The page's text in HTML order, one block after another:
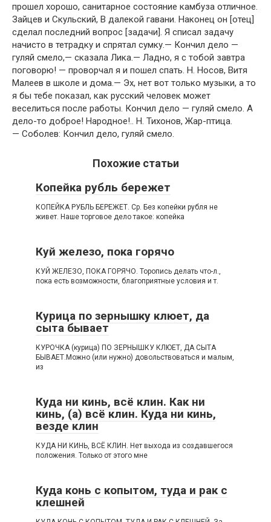
прошел хорошо, санитарное состояние камбуза отличное.
Зайцев и Скульский, В далекой гавани. Наконец он [отец]
сделал последний вопрос [задачи]. Я списал задачу
начисто в тетрадку и спрятал сумку.— Кончил дело —
гуляй смело,— сказала Лика.— Ладно, я с тобой завтра
поговорю! — проворчал я и пошел спать. Н. Носов, Витя
Малеев в школе и дома.— Эх, нет вот только музыки, а то
я бы тебе показал, как русский человек может
веселиться после работы. Кончил дело — гуляй смело. А
дело-то доброе! Народное!.. Н. Тихонов, Жар-птица.
— Соболев: Кончил дело, гуляй смело.
Похожие статьи
Копейка рубль бережет
КОПЕЙКА РУБЛЬ БЕРЕЖЕТ. Ср. Без копейки рубля не
живет. Наше торговое дело такое: копейка
Куй железо, пока горячо
КУЙ ЖЕЛЕЗО, ПОКА ГОРЯЧО. Торопись делать что-л.,
пока есть возможности, благоприятные условия и т.
Курица по зернышку клюет, да
сыта бывает
КУРОЧКА (курица) ПО ЗЕРНЫШКУ КЛЮЕТ, ДА СЫТА
БЫВАЕТ.Можно (или нужно) довольствоваться и малым,
из
Куда ни кинь, всё клин. Как ни
кинь, (а) всё клин. Куда ни кинь,
везде клин
КУДА НИ КИНЬ, ВСЁ КЛИН. Нет выхода из создавшегося
положения. Только от этого мне
Куда конь с копытом, туда и рак с
клешней